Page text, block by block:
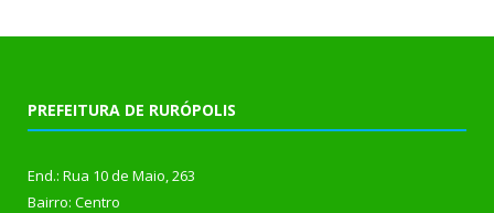
PREFEITURA DE RURÓPOLIS
End.: Rua 10 de Maio, 263
Bairro: Centro